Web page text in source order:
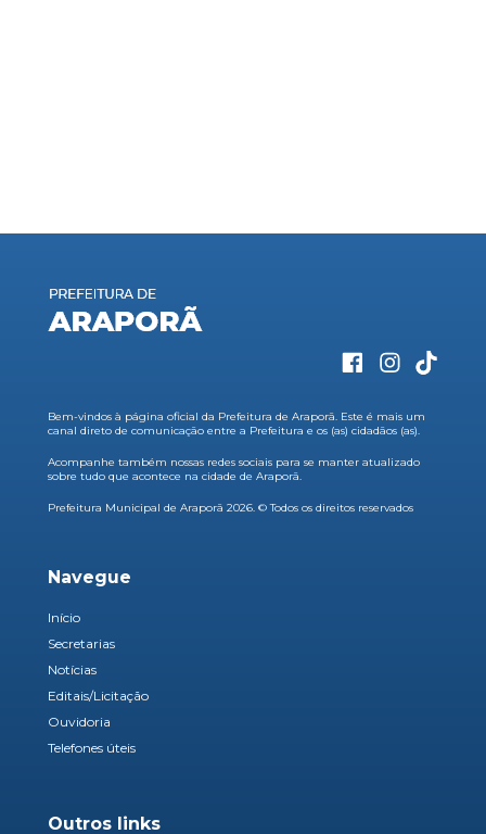
Bem-vindos à página oficial da Prefeitura de Araporã. Este é mais um
canal direto de comunicação entre a Prefeitura e os (as) cidadãos (as).
Acompanhe também nossas redes sociais para se manter atualizado
sobre tudo que acontece na cidade de Araporã.
Prefeitura Municipal de Araporã 2026. © Todos os direitos reservados
Navegue
Início
Secretarias
Notícias
Editais/Licitação
Ouvidoria
Telefones úteis
Outros links